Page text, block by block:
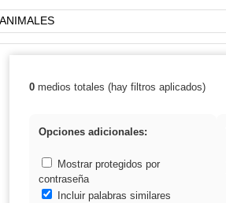
Palabra o frase:
Resultados de: ANIMALES
0medios totales (hay filtros aplicados)
Opciones adicionales:
Mostrar protegidos por
contraseña
Incluir palabras similares